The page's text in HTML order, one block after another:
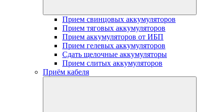
Прием свинцовых аккумуляторов
Прием тяговых аккумуляторов
Прием аккумуляторов от ИБП
Прием гелевых аккумуляторов
Сдать щелочные аккумуляторы
Прием слитых аккумуляторов
Приём кабеля